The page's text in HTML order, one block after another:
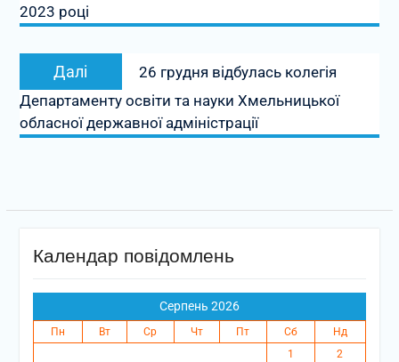
2023 році
Далі
запис:
26 грудня відбулась колегія
Департаменту освіти та науки Хмельницької
обласної державної адміністрації
Календар повідомлень
Серпень 2026
Пн Вт Ср Чт Пт Сб
Нд
1
2